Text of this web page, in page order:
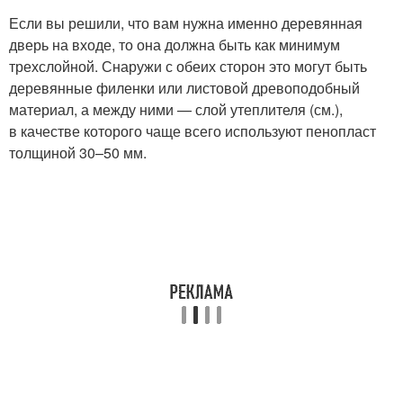
Если вы решили, что вам нужна именно деревянная
дверь на входе, то она должна быть как минимум
трехслойной. Снаружи с обеих сторон это могут быть
деревянные филенки или листовой древоподобный
материал, а между ними — слой утеплителя (см.),
в качестве которого чаще всего используют пенопласт
толщиной 30–50 мм.